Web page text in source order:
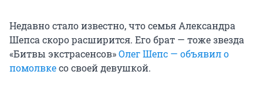
Недавно стало известно, что семья Александра
Шепса скоро расширится. Его брат — тоже звезда
«Битвы экстрасенсов»Олег Шепс — объявил о
помолвкесо своей девушкой.